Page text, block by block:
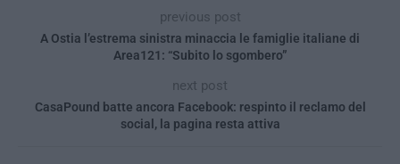
previous post
A Ostia l’estrema sinistra minaccia le famiglie italiane di
Area121: “Subito lo sgombero”
next post
CasaPound batte ancora Facebook: respinto il reclamo del
social, la pagina resta attiva